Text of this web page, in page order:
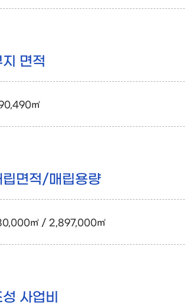
지 면적
㎡
립면적/매립용량
㎡ / 2,897,000㎥
사업비